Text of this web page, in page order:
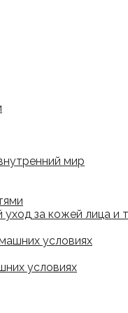
мир
за кожей лица и
условиях
условиях